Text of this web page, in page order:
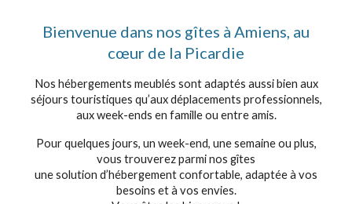
Bienvenue dans nos gîtes à Amiens, au
cœur de la Picardie
Nos hébergements meublés sont adaptés aussi bien aux
séjours touristiques qu’aux déplacements professionnels,
aux week-ends en famille ou entre amis.
Pour quelques jours, un week-end, une semaine ou plus,
vous trouverez parmi nos gîtes
une solution d’hébergement confortable, adaptée à vos
besoins et à vos envies.